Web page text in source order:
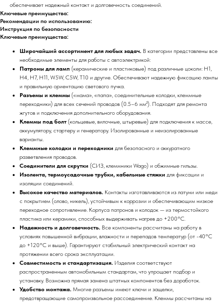
обеспечивает надежный контакт и долговечность соединений.
Ключевые преимущества:
Рекомендации по использованию:
Инструкция по безопасности
Ключевые преимущества:
Широчайший ассортимент для любых задач. В категории представлены все
необходимые элементы для работы с автоэлектрикой:
Патроны для ламп (керамические и пластиковые) под различные цоколи: H1,
H4, H7, H11, W5W, C5W, T10 и другие. Обеспечивают надежную фиксацию лампы
и правильную ориентацию светового пучка.
Разъемы и клеммы («мама», «папа», соединительные колодки, клеммные
переходники) для всех сечений проводов (0.5–6 мм²). Подходят для ремонта
жгутов и подключения дополнительного оборудования.
Клеммы под болт (кольцевые, вилочные, штыревые) для подключения к массе,
аккумулятору, стартеру и генератору. Изолированные и неизолированные
варианты.
Клеммные колодки и переходники для безопасного и аккуратного
разветвления проводов.
Соединители для скрутки (СИЗ, клеммники Wago) и обжимные гильзы.
Изолента, термоусадочные трубки, кабельные стяжки для фиксации и
изоляции соединений.
Высокое качество материалов. Контакты изготавливаются из латуни или меди
с покрытием (олово, никель), устойчивым к коррозии и обеспечивающим низкое
переходное сопротивление. Корпуса патронов и колодок — из термостойкого
пластика или керамики, способных выдерживать нагрев до +200°C.
Надежность и долговечность. Все компоненты рассчитаны на работу в
условиях повышенной вибрации, влажности и перепадов температур (от -40°C
до +120°C и выше). Гарантируют стабильный электрический контакт на
протяжении всего срока эксплуатации.
Совместимость и стандартизация. Изделия соответствуют
распространенным автомобильным стандартам, что упрощает подбор и
установку. Возможна прямая замена штатных компонентов без доработок.
Удобство монтажа. Многие разъемы имеют ключи и защелки,
предотвращающие самопроизвольное рассоединение. Клеммы рассчитаны на